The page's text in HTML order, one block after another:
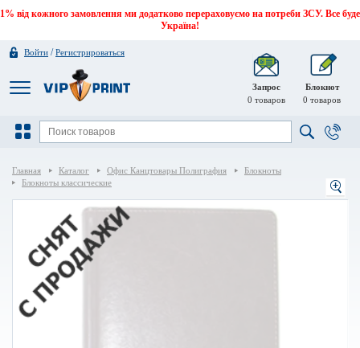
1% від кожного замовлення ми додатково перераховуємо на потреби ЗСУ. Все буде
Україна!
Войти /Регистрироваться
Запрос
0 товаров
Блокнот
0 товаров
Главная Каталог Офис Канцтовары Полиграфия
Блокноты
Блокноты классические